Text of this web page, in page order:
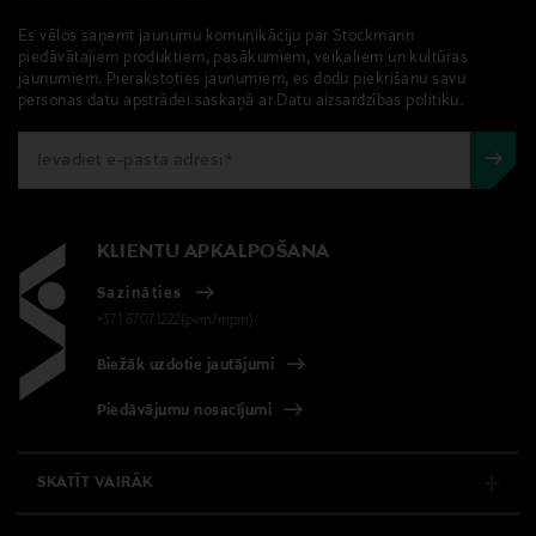
Es vēlos saņemt jaunumu komunikāciju par Stockmann
piedāvātajiem produktiem, pasākumiem, veikaliem un kultūras
jaunumiem. Pierakstoties jaunumiem, es dodu piekrišanu savu
personas datu apstrādei saskaņā ar Datu aizsardzības politiku.
KLIENTU APKALPOŠANA
Sazināties
+371 67071222(pvm/mpm)
Biežāk uzdotie jautājumi
Piedāvājumu nosacījumi
SKATĪT VAIRĀK